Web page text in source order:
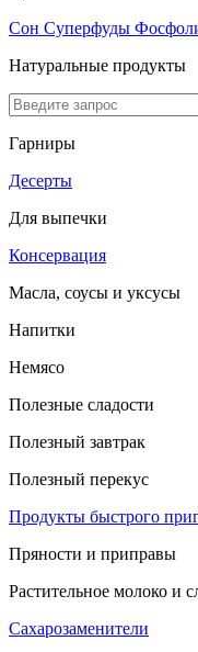
Сон Суперфуды
Натуральные продукты
Гарниры
Десерты
Для выпечки
Консервация
Масла, соусы и уксусы
Напитки
Немясо
Полезные сладости
Полезный завтрак
Полезный перекус
Продукты быстрого
Пряности и приправы
Растительное молоко и
Сахарозаменители